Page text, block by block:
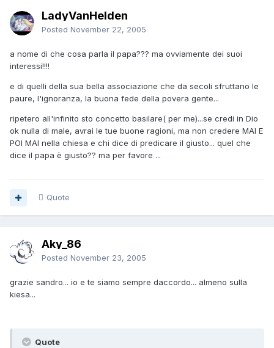
LadyVanHelden
Posted November 22, 2005
a nome di che cosa parla il papa??? ma ovviamente dei suoi
interessi!!!!
e di quelli della sua bella associazione che da secoli sfruttano le
paure, l'ignoranza, la buona fede della povera gente...
ripetero all'infinito sto concetto basilare( per me)...se credi in Dio
ok nulla di male, avrai le tue buone ragioni, ma non credere MAI E
POI MAI nella chiesa e chi dice di predicare il giusto... quel che
dice il papa è giusto?? ma per favore ...
Quote
Aky_86
Posted November 23, 2005
grazie sandro... io e te siamo sempre daccordo... almeno sulla
kiesa...
Quote